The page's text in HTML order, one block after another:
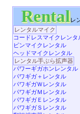
Rentalレ
レンタルマイク
コードレスマイクレンタ
ピンマイクレンタル
ヘッドマイクレンタル
レンタル手ぶら拡声器
パワーギガホンレンタル
パワギガ＋レンタル
パワギガＷレンタル
パワギガＭレンタル
パワギガＥレンタル
パワギガＳレンタル